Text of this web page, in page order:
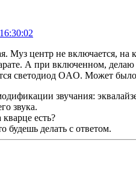
Муз центр не включается, на
А при включенном, делаю
светодиод OAO. Может
звучания:
звука.
есть?
будешь делать с ответом.